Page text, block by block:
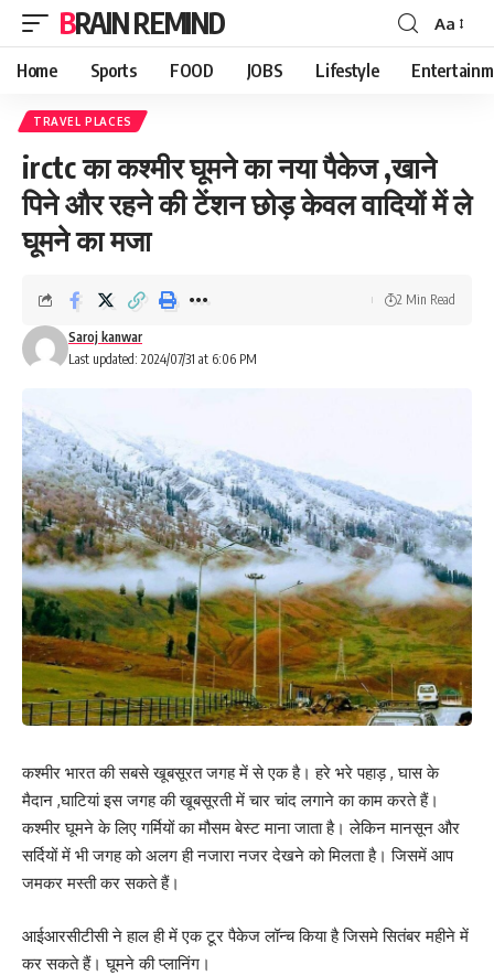
BRAIN REMIND
Font
Resizer
Aa
Home Sports FOOD JOBS Lifestyle
TRAVEL PLACES
irctc का कश्मीर घूमने का नया पैकेज ,खाने
पिने और रहने की टेंशन छोड़ केवल वादियों में ले
घूमने का मजा
Last updated: 2024/07/31 at 6:06 PM
Saroj kanwar
2 Min Read
कश्मीर भारत की सबसे खूबसूरत जगह में से एक है। हरे भरे पहाड़ , घास के
मैदान ,घाटियां इस जगह की खूबसूरती में चार चांद लगाने का काम करते हैं।
कश्मीर घूमने के लिए गर्मियों का मौसम बेस्ट माना जाता है। लेकिन मानसून और
सर्दियों में भी जगह को अलग ही नजारा नजर देखने को मिलता है। जिसमें आप
जमकर मस्ती कर सकते हैं।
आईआरसीटीसी ने हाल ही में एक टूर पैकेज लॉन्च किया है जिसमे सितंबर महीने में
कर सकते हैं। घूमने की प्लानिंग।